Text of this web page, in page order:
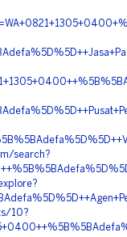
search?
10?